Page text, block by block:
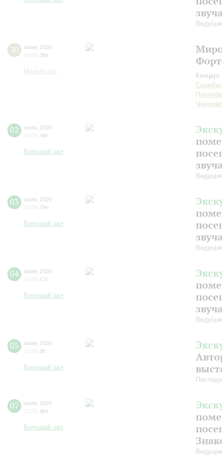
30 июня 2026
19:00 Вт
Малый зал
Плетнёв
02 июля 2026
14:00 Чт
Большой зал
03 июля 2026
14:00 Пт
Большой зал
04 июля 2026
14:00 Сб
Большой зал
05 июля 2026
13:00 Вс
Большой зал
07 июля 2026
12:00 Вт
Большой зал